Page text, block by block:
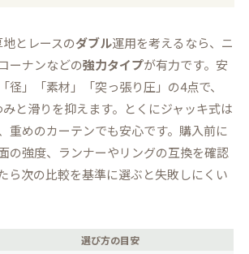
とレースのダブル運用を考えるなら、ニ
ーナンなどの強力タイプが有力です。安
径」「素材」「突っ張り圧」の4点で、
と滑りを抑えます。とくにジャッキ式は
重めのカーテンでも安心です。購入前に
の強度、ランナーやリングの互換を確認
ら次の比較を基準に選ぶと失敗しにくい
選び方の目安